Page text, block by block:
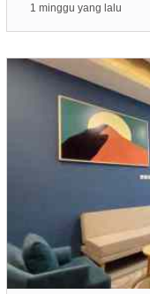
1 minggu yang lalu